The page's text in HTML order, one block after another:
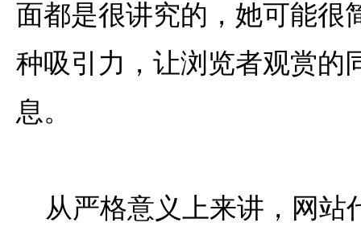
面都是很讲究的，她可能很
种吸引力，让浏览者观赏的
息。
从严格意义上来讲，网站